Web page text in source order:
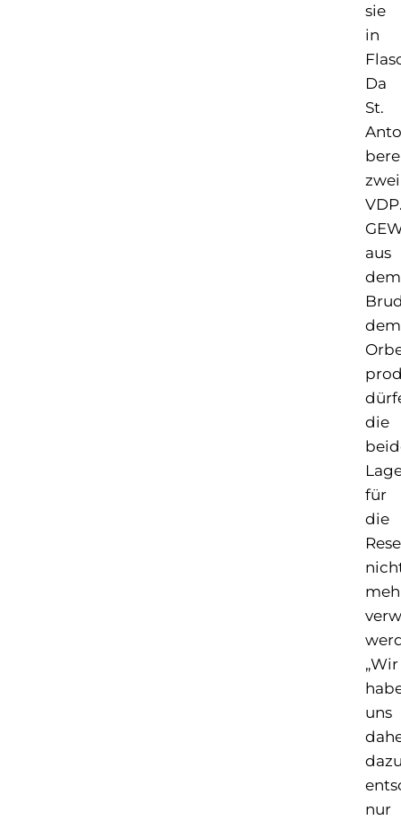
sie
in
Da
St.
zwei
aus
dem
dem
die
für
die
„Wir
uns
nur